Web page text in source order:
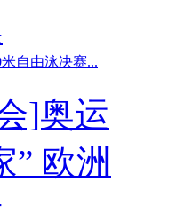
自由泳决赛...